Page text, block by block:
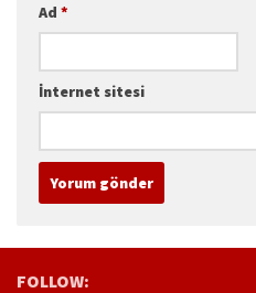
Ad *
İnternet sitesi
FOLLOW: